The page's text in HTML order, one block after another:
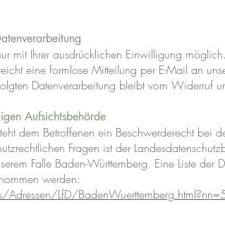
mit Ihrer ausdrücklichen Einwilligung
eine formlose Mitteilung per E-Mail an
Datenverarbeitung bleibt vom Widerruf
Aufsichtsbehörde
dem Betroffenen ein Beschwerderecht bei
Fragen ist der
Falle Baden-Württemberg. Eine Liste der
werden:
LfD/